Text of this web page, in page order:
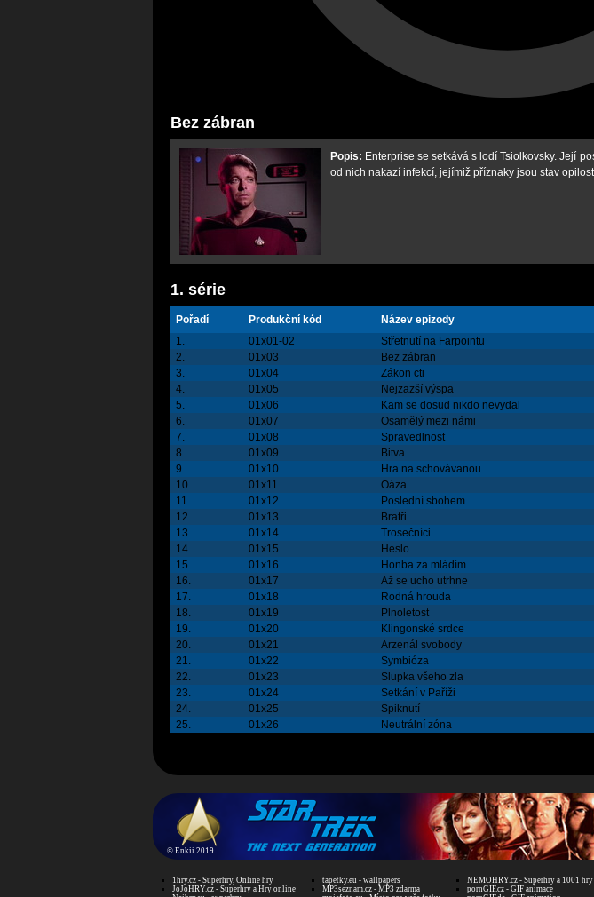
Bez zábran
Popis: Enterprise se setkává s lodí Tsiolkovsky. Její
od nich nakazí infekcí, jejímiž příznaky jsou stav
1. série
Pořadí Produkční kód Název epizody
1.
01x01-02
Střetnutí na Farpointu
2.
01x03
Bez zábran
3.
01x04
Zákon cti
4.
01x05
Nejzazší výspa
5.
01x06
Kam se dosud nikdo nevydal
6.
01x07
Osamělý mezi námi
7.
01x08
Spravedlnost
8.
01x09
Bitva
9.
01x10
Hra na schovávanou
10.
01x11
Oáza
11.
01x12
Poslední sbohem
12.
01x13
Bratři
13.
01x14
Trosečníci
14.
01x15
Heslo
15.
01x16
Honba za mládím
16.
01x17
Až se ucho utrhne
17.
01x18
Rodná hrouda
18.
01x19
Plnoletost
19.
01x20
Klingonské srdce
20.
01x21
Arzenál svobody
21.
01x22
Symbióza
22.
01x23
Slupka všeho zla
23.
01x24
Setkání v Paříži
24.
01x25
Spiknutí
25.
01x26 Neutrální zóna
© Enkii 2019
1hry.cz - Superhry, Online hry
JoJoHRY.cz - Superhry a Hry online
tapetky.eu - wallpapers
MP3seznam.cz - MP3 zdarma
NEMOHRY.cz - Superhry a 1001 hry
pornGIF.cz - GIF animace